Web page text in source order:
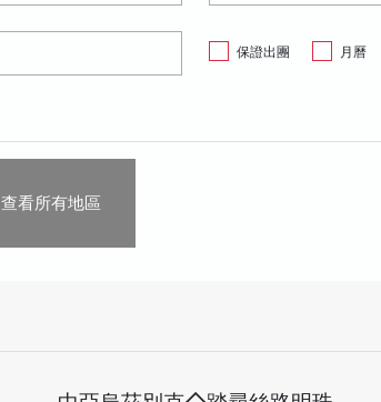
保證出團
月曆
查看所有地區